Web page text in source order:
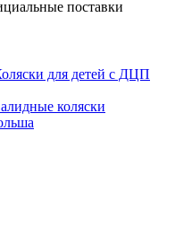
поставки
для детей с ДЦП
коляски